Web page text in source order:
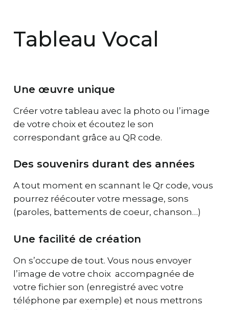
Tableau Vocal
Une œuvre unique
Créer votre tableau avec la photo ou l’image
de votre choix et écoutez le son
correspondant grâce au QR code.
Des souvenirs durant des années
A tout moment en scannant le Qr code, vous
pourrez réécouter votre message, sons
(paroles, battements de coeur, chanson…)
Une facilité de création
On s’occupe de tout. Vous nous envoyer
l’image de votre choix accompagnée de
votre fichier son (enregistré avec votre
téléphone par exemple) et nous mettrons